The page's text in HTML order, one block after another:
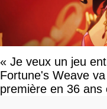
« Je veux un jeu
Fortune's Weave
première en 36 ans